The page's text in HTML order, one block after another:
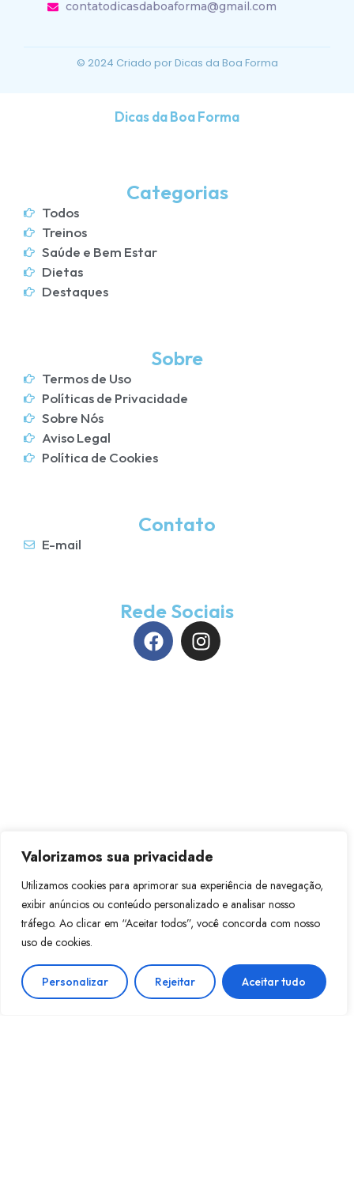
Valorizamos sua privacidade
Utilizamos cookies para aprimorar sua experiência de navegação,
exibir anúncios ou conteúdo personalizado e analisar nosso
tráfego. Ao clicar em “Aceitar todos”, você concorda com nosso
uso de cookies.
Personalizar Rejeitar Aceitar tudo
contatodicasdaboaforma@gmail.com
© 2024 Criado por Dicas da Boa Forma
Dicas da Boa Forma
Categorias
Todos
Treinos
Saúde e Bem Estar
Dietas
Destaques
Sobre
Termos de Uso
Políticas de Privacidade
Sobre Nós
Aviso Legal
Política de Cookies
Contato
E-mail
Rede Sociais